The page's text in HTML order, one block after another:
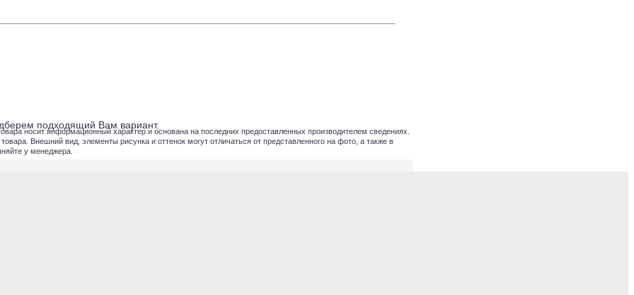
подходящий Вам вариант.
носит информационный характер и основана на последних предоставленных производителем сведениях.
Внешний вид, элементы рисунка и оттенок могут отличаться от представленного на фото, а также в
у менеджера.